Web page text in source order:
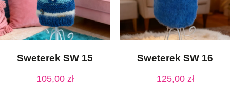
Sweterek SW 15
105,00 zł
Sweterek SW 16
125,00 zł